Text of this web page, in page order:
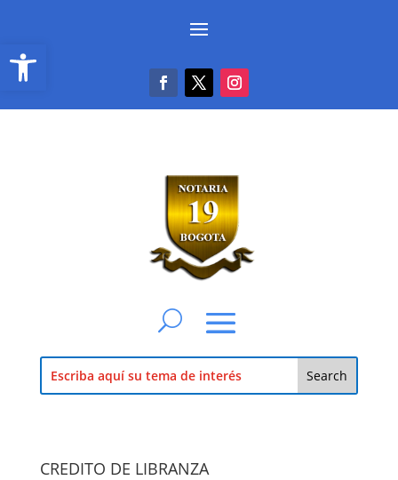
Abrir barra de herramientas
CREDITO DE LIBRANZA